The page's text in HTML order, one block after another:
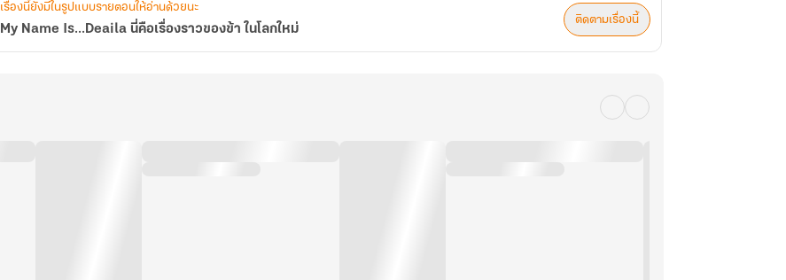
เรื่องนี้ยังมีในรูปแบบรายตอนให้อ่านด้วยนะ
My Name Is...Deaila นี่คือเรื่องราวของข้า ในโลกใหม่
ติดตามเรื่องนี้